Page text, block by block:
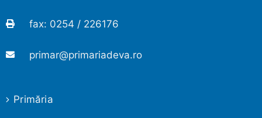
fax: 0254 / 226176
primar@primariadeva.ro
Primăria